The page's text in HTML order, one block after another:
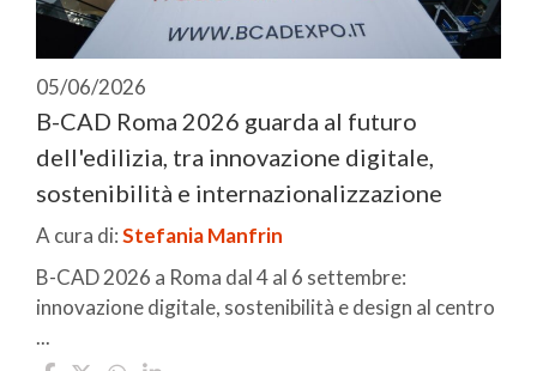
05/06/2026
B-CAD Roma 2026 guarda al futuro
dell'edilizia, tra innovazione digitale,
sostenibilità e internazionalizzazione
A cura di:Stefania Manfrin
B-CAD 2026 a Roma dal 4 al 6 settembre:
innovazione digitale, sostenibilità e design al centro
...